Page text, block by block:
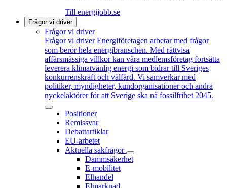
Till energijobb.se
Frågor vi driver
Frågor vi driver
Frågor vi driver Energiföretagen arbetar med frågor
som berör hela energibranschen. Med rättvisa
affärsmässiga villkor kan våra medlemsföretag fortsätta
leverera klimatvänlig energi som bidrar till Sveriges
konkurrenskraft och välfärd. Vi samverkar med
politiker, myndigheter, kundorganisationer och andra
nyckelaktörer för att Sverige ska nå fossilfrihet 2045.
Positioner
Remissvar
Debattartiklar
EU-arbetet
Aktuella sakfrågor
Dammsäkerhet
E-mobilitet
Elhandel